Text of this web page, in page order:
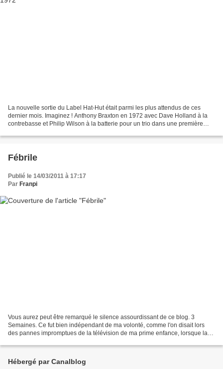
La nouvelle sortie du Label Hat-Hut était parmi les plus attendus de ces
dernier mois. Imaginez ! Anthony Braxton en 1972 avec Dave Holland à la
contrebasse et Philip Wilson à la batterie pour un trio dans une première
Fébrile
Publié le 14/03/2011 à 17:17
Par Franpi
Vous aurez peut être remarqué le silence assourdissant de ce blog. 3
Semaines. Ce fut bien indépendant de ma volonté, comme l'on disait lors
des pannes impromptues de la télévision de ma prime enfance, lorsque la
Hébergé par Canalblog